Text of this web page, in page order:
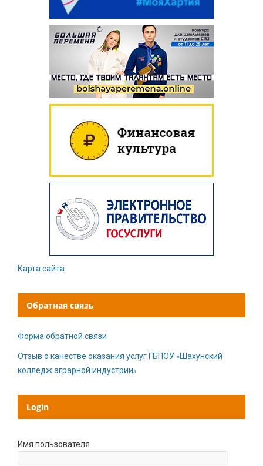
Карта сайта
Обратная связь
Форма обратной связи
Отзыв о качестве оказания услуг ГБПОУ «Шахунский
колледж аграрной индустрии»
Login
Имя пользователя